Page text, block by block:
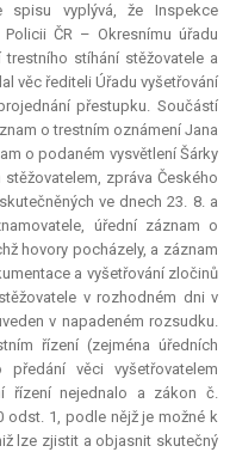
spisu vyplývá, že Inspekce
ČR – Okresnímu úřadu
trestního stíhání stěžovatele a
věc řediteli Úřadu vyšetřování
přestupku. Součástí
o trestním oznámení Jana
o podaném vysvětlení Šárky
zpráva Českého
ve dnech 23. 8. a
úřední záznam o
hovory pocházely, a záznam
a vyšetřování zločinů
v rozhodném dni v
v napadeném rozsudku.
řízení (zejména úředních
věci vyšetřovatelem
řízení nejednalo a zákon č.
odst. 1, podle nějž je možné k
lze zjistit a objasnit skutečný